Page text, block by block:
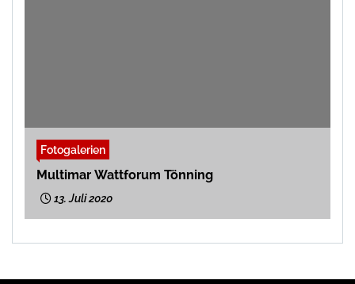
Fotogalerien
Multimar Wattforum Tönning
13. Juli 2020